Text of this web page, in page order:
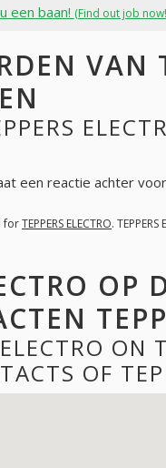
een baan! (Find out job
VAN
een reactie achter voor
forTEPPERS ELECTRO.
OP
ON
OF